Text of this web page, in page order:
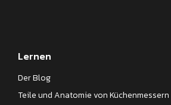
Lernen
Der Blog
Teile und Anatomie von Küchenmessern